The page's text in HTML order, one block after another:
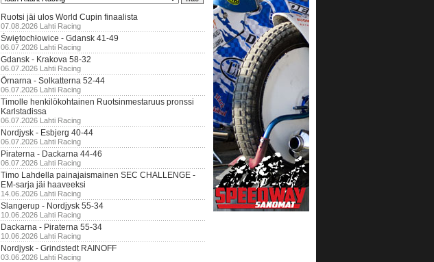
Ruotsi jäi ulos World Cupin finaalista
07.08.2026 Lahti Racing
Świętochłowice - Gdansk 41-49
06.07.2026 Lahti Racing
Gdansk - Krakova 58-32
06.07.2026 Lahti Racing
Örnarna - Solkatterna 52-44
06.07.2026 Lahti Racing
Timolle henkilökohtainen Ruotsinmestaruus pronssi
Karlstadissa
06.07.2026 Lahti Racing
Nordjysk - Esbjerg 40-44
06.07.2026 Lahti Racing
Piraterna - Dackarna 44-46
06.07.2026 Lahti Racing
Timo Lahdella painajaismainen SEC CHALLENGE -
EM-sarja jäi haaveeksi
14.06.2026 Lahti Racing
Slangerup - Nordjysk 55-34
10.06.2026 Lahti Racing
Dackarna - Piraterna 55-34
10.06.2026 Lahti Racing
Nordjysk - Grindstedt RAINOFF
03.06.2026 Lahti Racing